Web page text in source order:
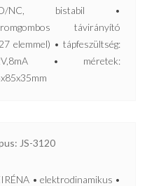
NC, bistabil •
távirányító
elemmel) • tápfeszültség:
• méretek:
JS-3120
• elektrodinamikus •